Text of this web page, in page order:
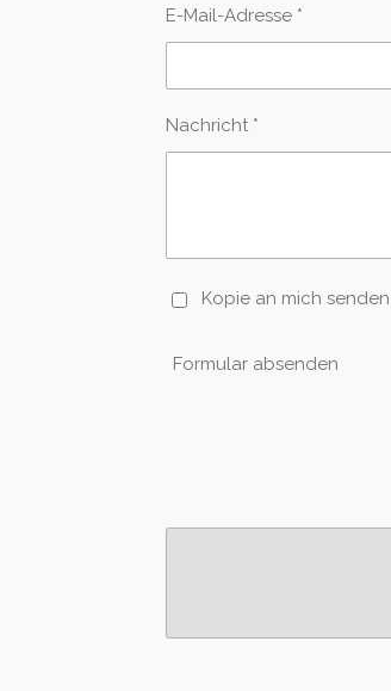
E-Mail-Adresse *
Nachricht *
Kopie an mich senden
Formular absenden